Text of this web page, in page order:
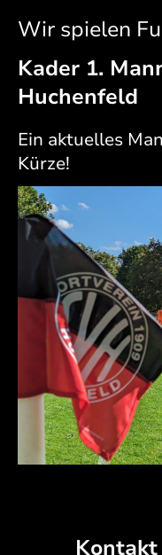
Wir spielen
Kader 1.
Huchenfeld
Ein aktuelles
Kürze!
Kontakt